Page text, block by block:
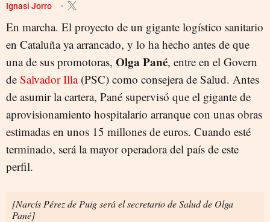
Ignasi Jorro
En marcha. El proyecto de un gigante logístico sanitario
en Cataluña ya arrancado, y lo ha hecho antes de que
una de sus promotoras, Olga Pané, entre en el Govern
de Salvador Illa(PSC) como consejera de Salud. Antes
de asumir la cartera, Pané supervisó que el gigante de
aprovisionamiento hospitalario arranque con unas obras
estimadas en unos 15 millones de euros. Cuando esté
terminado, será la mayor operadora del país de este
perfil.
[Narcís Pérez de Puig será el secretario de Salud de Olga
Pané]